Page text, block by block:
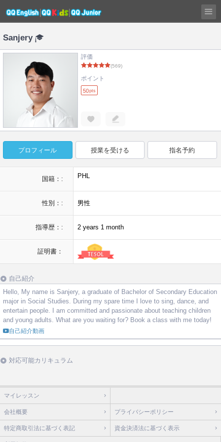
Sanjery
評価
(569)
ポイント
50pts
プロフィール 授業を受ける 指名予約
国籍：: PHL
性別：: 男性
指導歴：: 2 years 1 month
証明書：
自己紹介
Hello, My name is Sanjery, a graduate of Bachelor of Secondary Education
major in Social Studies. During my spare time I love to sing, dance, and
entertain people. I am committed and passionate about teaching children
and young adults. What are you waiting for? Book a class with me today!
自己紹介動画
対応可能カリキュラム
マイレッスン
会社概要 プライバシーポリシー
特定商取引法に基づく表記 資金決済法に基づく表示